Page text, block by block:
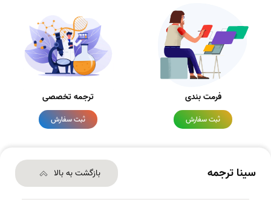
فرمت بندی
ثبت سفارش
ترجمه تخصصی
ثبت سفارش
سینا ترجمه بازگشت به بالا